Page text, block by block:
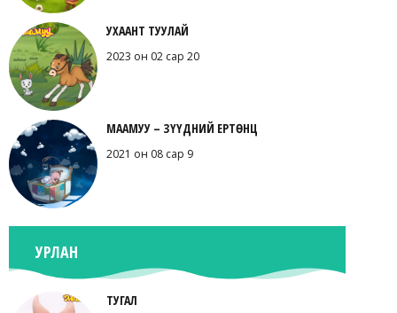
УХААНТ ТУУЛАЙ
2023 он 02 сар 20
МААМУУ – ЗҮҮДНИЙ ЕРТӨНЦ
2021 он 08 сар 9
УРЛАН
ТУГАЛ